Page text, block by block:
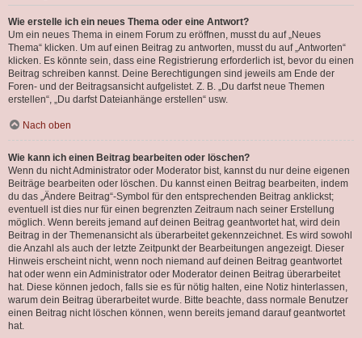
Wie erstelle ich ein neues Thema oder eine Antwort?
Um ein neues Thema in einem Forum zu eröffnen, musst du auf „Neues
Thema“ klicken. Um auf einen Beitrag zu antworten, musst du auf „Antworten“
klicken. Es könnte sein, dass eine Registrierung erforderlich ist, bevor du einen
Beitrag schreiben kannst. Deine Berechtigungen sind jeweils am Ende der
Foren- und der Beitragsansicht aufgelistet. Z. B. „Du darfst neue Themen
erstellen“, „Du darfst Dateianhänge erstellen“ usw.
Nach oben
Wie kann ich einen Beitrag bearbeiten oder löschen?
Wenn du nicht Administrator oder Moderator bist, kannst du nur deine eigenen
Beiträge bearbeiten oder löschen. Du kannst einen Beitrag bearbeiten, indem
du das „Ändere Beitrag“-Symbol für den entsprechenden Beitrag anklickst;
eventuell ist dies nur für einen begrenzten Zeitraum nach seiner Erstellung
möglich. Wenn bereits jemand auf deinen Beitrag geantwortet hat, wird dein
Beitrag in der Themenansicht als überarbeitet gekennzeichnet. Es wird sowohl
die Anzahl als auch der letzte Zeitpunkt der Bearbeitungen angezeigt. Dieser
Hinweis erscheint nicht, wenn noch niemand auf deinen Beitrag geantwortet
hat oder wenn ein Administrator oder Moderator deinen Beitrag überarbeitet
hat. Diese können jedoch, falls sie es für nötig halten, eine Notiz hinterlassen,
warum dein Beitrag überarbeitet wurde. Bitte beachte, dass normale Benutzer
einen Beitrag nicht löschen können, wenn bereits jemand darauf geantwortet
hat.